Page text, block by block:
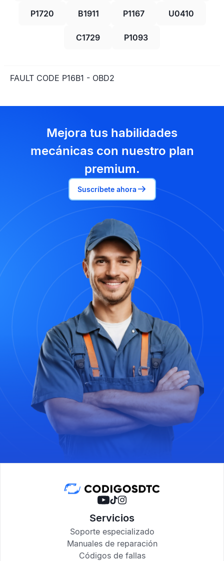
P1720 B1911 P1167 U0410
C1729 P1093
FAULT CODE P16B1 - OBD2
Mejora tus habilidades
mecánicas con nuestro plan
premium.
Suscríbete ahora
Servicios
Soporte especializado
Manuales de reparación
Códigos de fallas